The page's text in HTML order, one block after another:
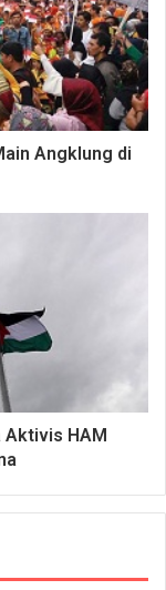
Angklung di
Aktivis HAM